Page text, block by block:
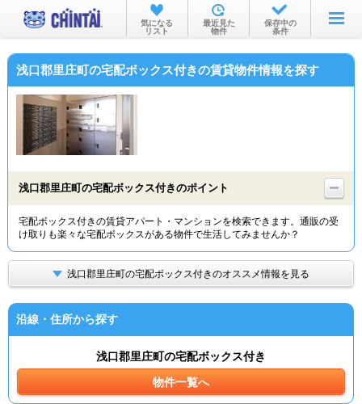
お部屋を探す
沿線・駅から
物件特集から
TOP
気になる
リスト
最近見た
物件
保存中の
条件
浅口郡里庄町の宅配ボックス付きの賃貸物件情報を探す
浅口郡里庄町の宅配ボックス付きのポイント
宅配ボックス付きの賃貸アパート・マンションを検索できます。通販の受
け取りも楽々な宅配ボックスがある物件で生活してみませんか？
浅口郡里庄町の宅配ボックス付きのオススメ情報を見る
沿線・住所から探す
浅口郡里庄町の宅配ボックス付き
物件一覧へ